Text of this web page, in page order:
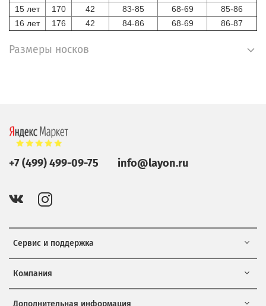
15 лет
170 42 83-85 68-69
85-86
16 лет
176 42 84-86 68-69 86-87
Размеры носков
Сервис и поддержка
Компания
Дополнительная информация
+7 (499) 499-09-75 info@layon.ru